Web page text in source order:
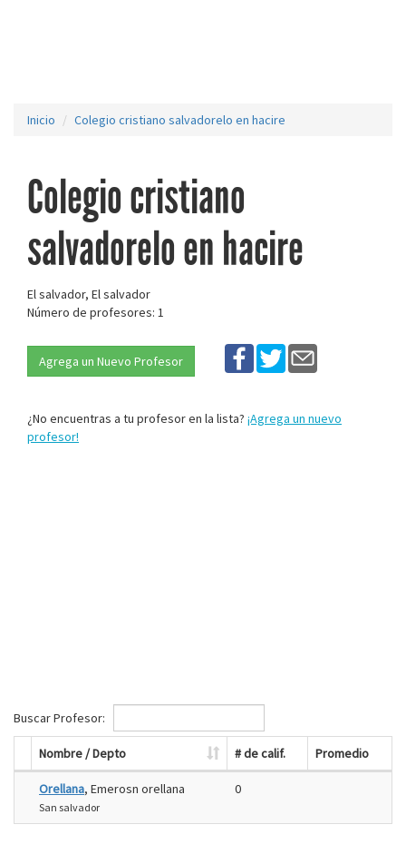
Inicio Colegio cristiano salvadorelo en hacire
Colegio cristiano
salvadorelo en hacire
El salvador, El salvador
Número de profesores: 1
Agrega un Nuevo Profesor
¿No encuentras a tu profesor en la lista? ¡Agrega un nuevo
profesor!
Buscar Profesor:
Nombre / Depto # de calif. Promedio
Orellana, Emerosn orellana
San salvador
0